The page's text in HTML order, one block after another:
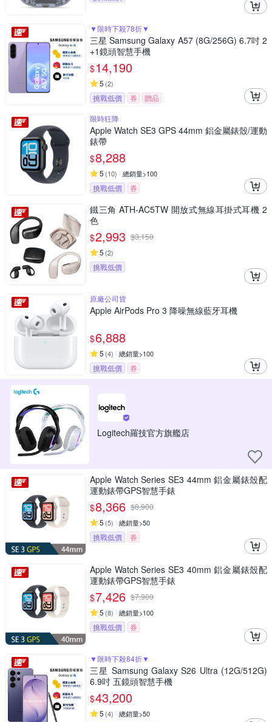
▼限時下殺78折▼
三星 Samsung Galaxy A57 (8G/256G) 6.7吋 2
+1鏡頭智慧手機
$14,190
5 (2)
挑戰低價 券
贈品
限時狂降
Apple Watch SE3 GPS 44mm 鋁金屬錶殼/運動
錶帶
$8,288
5 (10) 總銷量>100
挑戰低價 券
鐵三角 ATH-AC5TW 開放式無線耳掛式耳機 2
色
$2,993 $3,150
5 (2)
挑戰低價
原廠公司貨
Apple AirPods Pro 3 降噪無線藍牙耳機
$6,888
5 (4) 總銷量>100
挑戰低價 券
Logitech羅技官方旗艦店
Apple Watch Series SE3 44mm 鋁金屬錶殼配
運動錶帶GPS智慧手錶
$8,366 $8,900
5 (5) 總銷量>50
挑戰低價 券
Apple Watch Series SE3 40mm 鋁金屬錶殼配
運動錶帶GPS智慧手錶
$7,426 $7,900
5 (8) 總銷量>100
挑戰低價 券
▼限時下殺84折▼
三星 Samsung Galaxy S26 Ultra (12G/512G)
6.9吋 五鏡頭智慧手機
$43,200
5 (4) 總銷量>50